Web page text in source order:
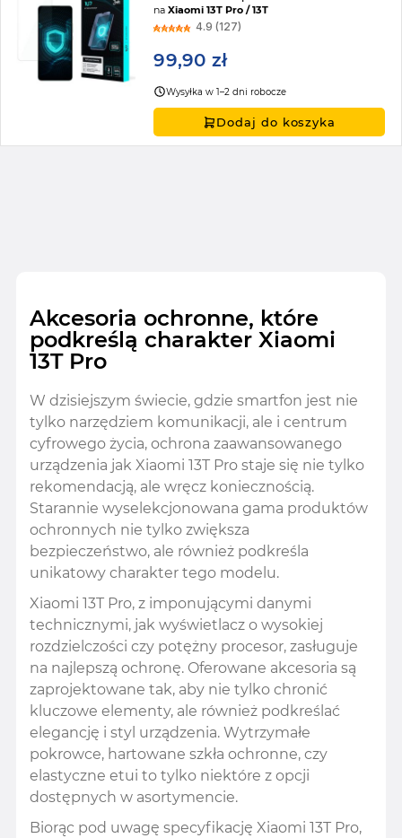
naXiaomi 13T Pro / 13T
4.9 (127)
99,90 zł
Wysyłka w 1–2 dni robocze
Dodaj do koszyka
Akcesoria ochronne, które
podkreślą charakter Xiaomi
13T Pro
W dzisiejszym świecie, gdzie smartfon jest nie
tylko narzędziem komunikacji, ale i centrum
cyfrowego życia, ochrona zaawansowanego
urządzenia jak Xiaomi 13T Pro staje się nie tylko
rekomendacją, ale wręcz koniecznością.
Starannie wyselekcjonowana gama produktów
ochronnych nie tylko zwiększa
bezpieczeństwo, ale również podkreśla
unikatowy charakter tego modelu.
Xiaomi 13T Pro, z imponującymi danymi
technicznymi, jak wyświetlacz o wysokiej
rozdzielczości czy potężny procesor, zasługuje
na najlepszą ochronę. Oferowane akcesoria są
zaprojektowane tak, aby nie tylko chronić
kluczowe elementy, ale również podkreślać
elegancję i styl urządzenia. Wytrzymałe
pokrowce, hartowane szkła ochronne, czy
elastyczne etui to tylko niektóre z opcji
dostępnych w asortymencie.
Biorąc pod uwagę specyfikację Xiaomi 13T Pro,